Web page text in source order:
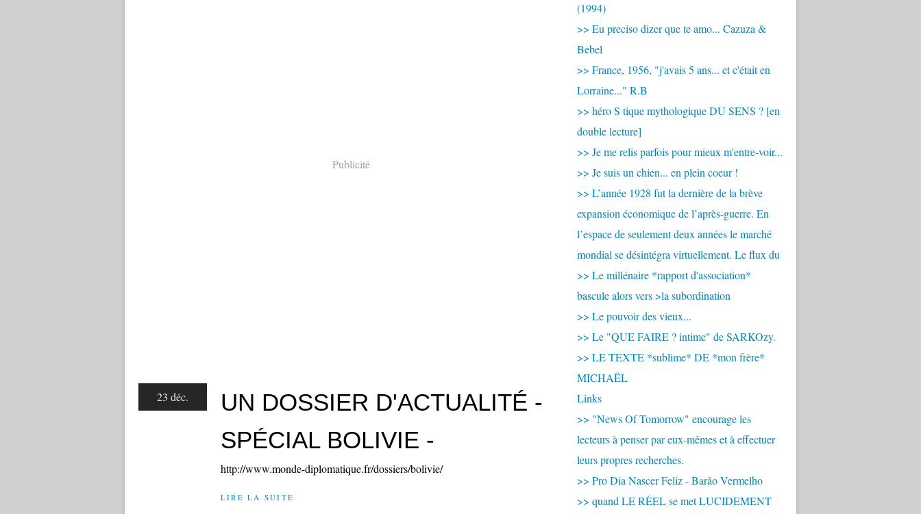
Publicité
23 déc.
UN DOSSIER D'ACTUALITÉ -
SPÉCIAL BOLIVIE -
http://www.monde-diplomatique.fr/dossiers/bolivie/
LIRE LA SUITE
(1994)
>> Eu preciso dizer que te amo... Cazuza &
Bebel
>> France, 1956, "j'avais 5 ans... et c'était en
Lorraine..." R.B
>> héro S tique mythologique DU SENS ? [en
double lecture]
>> Je me relis parfois pour mieux m'entre-voir...
>> Je suis un chien... en plein coeur !
>> L’année 1928 fut la dernière de la brève
expansion économique de l’après-guerre. En
l’espace de seulement deux années le marché
mondial se désintégra virtuellement. Le flux du
>> Le millénaire *rapport d'association*
bascule alors vers >la subordination
>> Le pouvoir des vieux...
>> Le "QUE FAIRE ? intime" de SARKOzy.
>> LE TEXTE *sublime* DE *mon frère*
MICHAËL
Links
>> "News Of Tomorrow" encourage les
lecteurs à penser par eux-mêmes et à effectuer
leurs propres recherches.
>> Pro Dia Nascer Feliz - Barão Vermelho
>> quand LE RÉEL se met LUCIDEMENT